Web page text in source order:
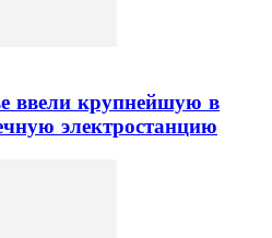
ввели крупнейшую в
электростанцию